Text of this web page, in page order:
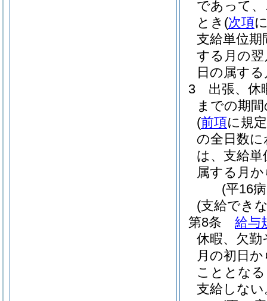
であって
とき (次項
支給単位
する月の翌
日の属する
3
出張、休
までの期
(前項に規
の全日数
は、支給
属する月
(平16
(支給でき
第8条
給与
休暇、欠
月の初日
こととな
支給しない